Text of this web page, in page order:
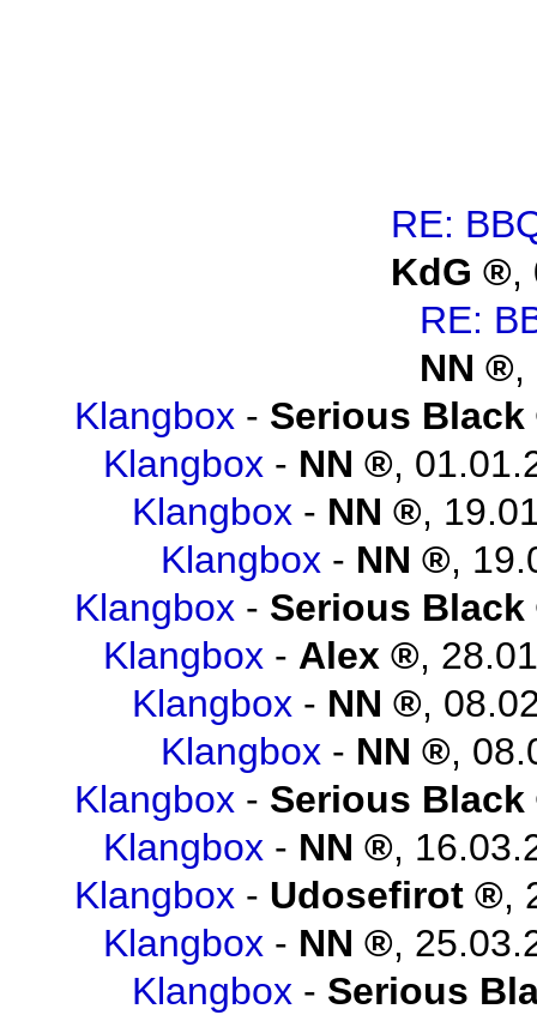
RE:
KdG
,
RE:
NN
,
Klangbox - Serious Black
Klangbox - NN ,
Klangbox - NN ,
Klangbox - NN ,
Klangbox - Serious Black
Klangbox - Alex ,
Klangbox - NN ,
Klangbox - NN ,
Klangbox - Serious Black
Klangbox - NN ,
Klangbox - Udosefirot ,
Klangbox - NN ,
Klangbox - Serious